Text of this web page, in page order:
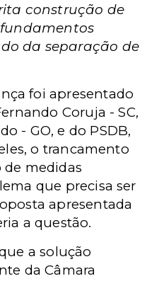
construção de
da separação de
foi apresentado
Coruja - SC,
- GO, e do PSDB,
o trancamento
de medidas
que precisa ser
apresentada
a questão.
a solução
da Câmara